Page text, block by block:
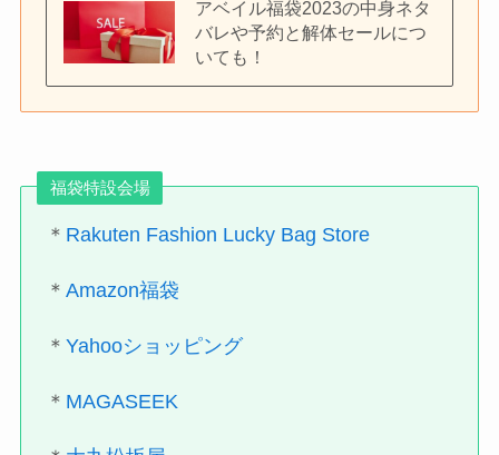
アベイル福袋2023の中身ネタ
バレや予約と解体セールにつ
いても！
福袋特設会場
＊ Rakuten Fashion Lucky Bag Store
＊Amazon福袋
＊Yahooショッピング
＊ MAGASEEK